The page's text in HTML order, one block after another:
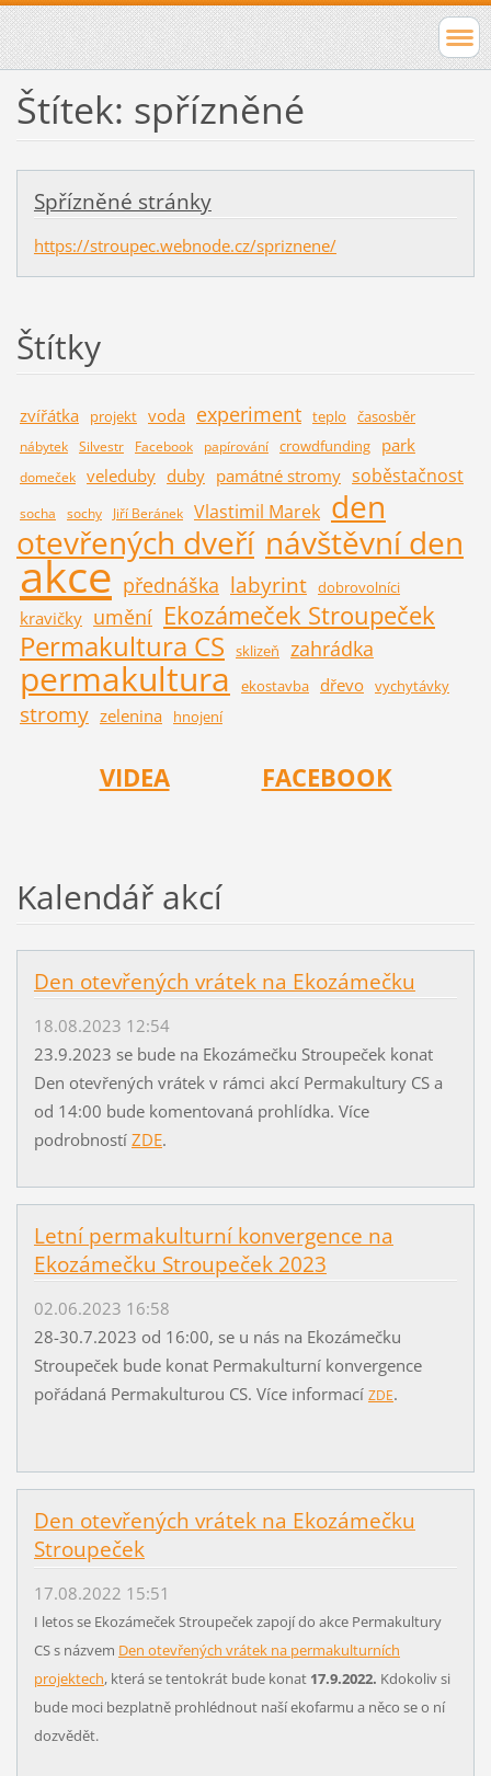
Štítek: spřízněné
Spřízněné stránky
https://stroupec.webnode.cz/spriznene/
Štítky
zvířátka projekt voda experiment teplo časosběr
nábytek Silvestr Facebook papírování crowdfunding park
domeček veleduby duby památné stromy soběstačnost
socha sochy Jiří Beránek Vlastimil Marek den
otevřených dveří návštěvní den
akce přednáška labyrint dobrovolníci
kravičky umění Ekozámeček Stroupeček
Permakultura CS sklizeň zahrádka
permakultura ekostavba dřevo vychytávky
stromy zelenina hnojení
VIDEA FACEBOOK
Kalendář akcí
Den otevřených vrátek na Ekozámečku
18.08.2023 12:54
23.9.2023 se bude na Ekozámečku Stroupeček konat
Den otevřených vrátek v rámci akcí Permakultury CS a
od 14:00 bude komentovaná prohlídka. Více
podrobností ZDE.
Letní permakulturní konvergence na
Ekozámečku Stroupeček 2023
02.06.2023 16:58
28-30.7.2023 od 16:00, se u nás na Ekozámečku
Stroupeček bude konat Permakulturní konvergence
pořádaná Permakulturou CS. Více informací ZDE.
Den otevřených vrátek na Ekozámečku
Stroupeček
17.08.2022 15:51
I letos se Ekozámeček Stroupeček zapojí do akce Permakultury
CS s názvem Den otevřených vrátek na permakulturních
projektech, která se tentokrát bude konat 17.9.2022. Kdokoliv si
bude moci bezplatně prohlédnout naší ekofarmu a něco se o ní
dozvědět.